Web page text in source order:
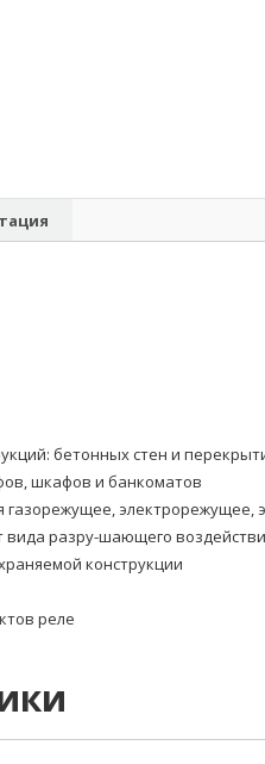
бетонных стен и
шкафов и банкоматов
электрорежущее,
вида разру-шающего
конструкции
реле